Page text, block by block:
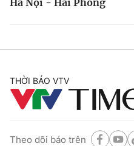
Hà Nội - Hải Phòng
THỜI BÁO VTV
Theo dõi báo trên